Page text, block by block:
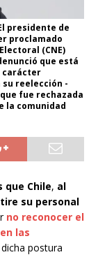
El presidente de
proclamado
(CNE)
que está
carácter
reelección -
fue rechazada
la comunidad
que Chile, al
su personal
no reconocer el
las
postura